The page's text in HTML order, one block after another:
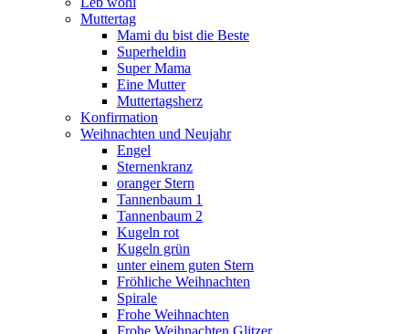
Muttertag
Mami du bist die Beste
Superheldin
Super Mama
Eine Mutter
Muttertagsherz
Konfirmation
Weihnachten und Neujahr
Engel
Sternenkranz
oranger Stern
Tannenbaum 1
Tannenbaum 2
Kugeln rot
Kugeln grün
unter einem guten Stern
Fröhliche Weihnachten
Spirale
Frohe Weihnachten
Frohe Weihnachten Glitzer